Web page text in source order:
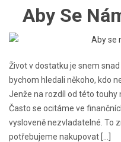
Aby Se
Život v dostatku je snem
bychom hledali někoho, kdo
Jenže na rozdíl od této touhy
Často se ocitáme ve
vysloveně nezvladatelné. To
potřebujeme nakupovat […]